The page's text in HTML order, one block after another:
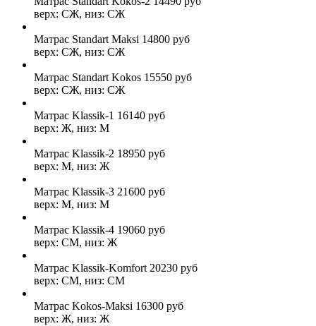
верх: СЖ, низ: СЖ
Матрас Standart Maksi 14800 руб
верх: СЖ, низ: СЖ
Матрас Standart Kokos 15550 руб
верх: СЖ, низ: СЖ
Матрас Klassik-1 16140 руб
верх: Ж, низ: М
Матрас Klassik-2 18950 руб
верх: М, низ: Ж
Матрас Klassik-3 21600 руб
верх: М, низ: М
Матрас Klassik-4 19060 руб
верх: СМ, низ: Ж
Матрас Klassik-Komfort 20230 руб
верх: СМ, низ: СМ
Матрас Kokos-Maksi 16300 руб
верх: Ж, низ: Ж